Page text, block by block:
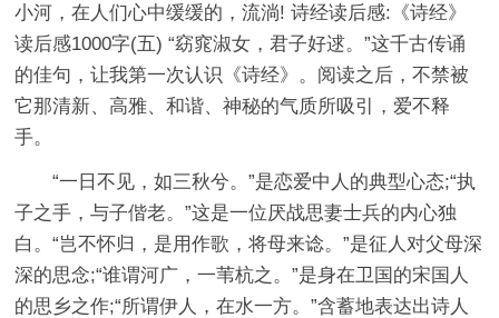
小河，在人们心中缓缓的，流淌! 诗经读后感:《诗经》
读后感1000字(五) “窈窕淑女，君子好逑。”这千古传诵
的佳句，让我第一次认识《诗经》。阅读之后，不禁被
它那清新、高雅、和谐、神秘的气质所吸引，爱不释
手。
“一日不见，如三秋兮。”是恋爱中人的典型心态;“执
子之手，与子偕老。”这是一位厌战思妻士兵的内心独
白。“岂不怀归，是用作歌，将母来谂。”是征人对父母深
深的思念;“谁谓河广，一苇杭之。”是身在卫国的宋国人
的思乡之作;“所谓伊人，在水一方。”含蓄地表达出诗人